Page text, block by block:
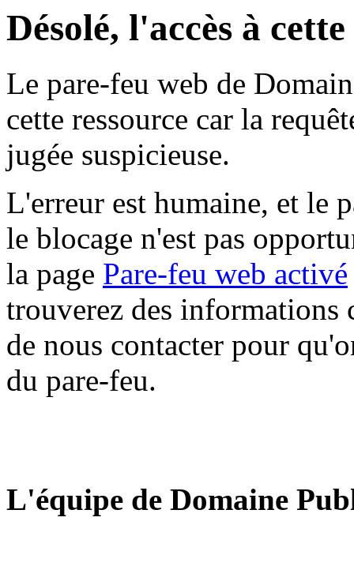
Désolé, l'accès à
Le pare-feu web de
cette ressource car la
jugée suspicieuse.
L'erreur est humaine, et le
le blocage n'est pas
la page Pare-feu web activé
trouverez des informations
de nous contacter pour
du pare-feu.
L'équipe de Domaine